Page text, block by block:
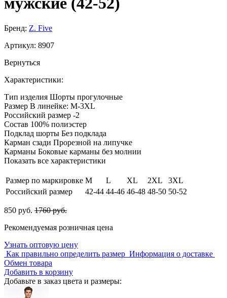
Бренд: Z. Five
Артикул: 8907
Вернуться
Характеристики:
Тип изделия Шорты прогулочные
Размер В линейке: M-3XL
Российский размер -2
Состав 100% полиэстер
Подклад шорты Без подклада
Карман сзади Прорезной на липучке
Карманы Боковые карманы без молнии
Показать все характеристики
Размер по маркировке M L XL 2XL
3XL
Российский размер
42-44 44-46 46-48 48-50 50-52
850 руб. 1760 руб.
Рекомендуемая розничная цена
Узнать оптовую цену
Как правильно определить размер Информация о доставке
Обмен товара
Добавить в корзину
Добавьте в заказ цвета и размеры: